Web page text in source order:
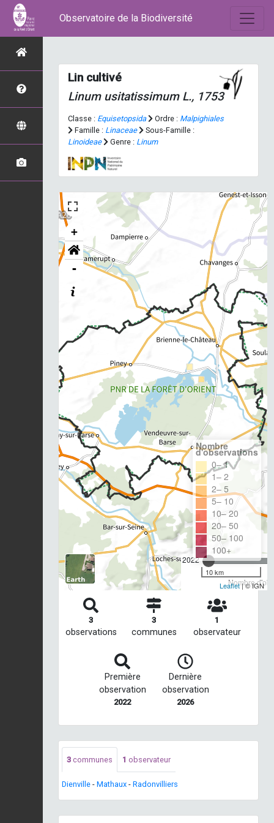
Observatoire de la Biodiversité
Lin cultivé
Linum usitatissimumL., 1753
Classe : Equisetopsida Ordre : Malpighiales
Famille : Linaceae
Sous-Famille :
Linoideae
Genre : Linum
+
-
2022
Nombre
Nombre
d'observations
0– 1
1– 2
2– 5
5– 10
10– 20
20– 50
50– 100
100+
10 km
Leaflet| © IGN
3
observations
3
communes
1
observateur
Première
observation
2022
Dernière
observation
2026
3 communes 1 observateur
Dienville - Mathaux - Radonvilliers